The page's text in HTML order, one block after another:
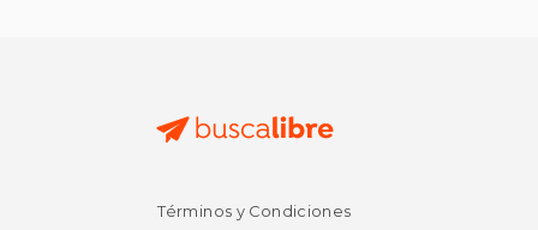
Términos y Condiciones